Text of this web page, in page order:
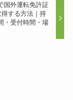
国外運転免許証
する方法｜持
・受付時間・場